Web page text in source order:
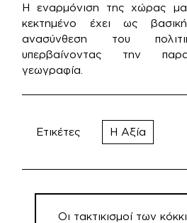
Η εναρμόνιση της χώρας
κεκτημένο έχει ως
ανασύνθεση του
υπερβαίνοντας την
γεωγραφία.
Ετικέτες Η Αξία
Πλοήγηση
άρθρωνΟι τακτικισμοί των